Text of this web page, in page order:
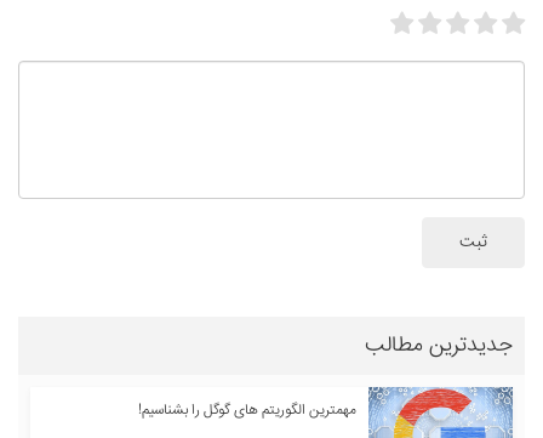
ثبت
جدیدترین مطالب
مهمترین الگوریتم های گوگل را بشناسیم!